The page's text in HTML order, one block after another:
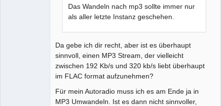
Das Wandeln nach mp3 sollte immer nur
als aller letzte Instanz geschehen.
Da gebe ich dir recht, aber ist es überhaupt
sinnvoll, einen MP3 Stream, der vielleicht
zwischen 192 Kb/s und 320 kb/s liebt überhaupt
im FLAC format aufzunehmen?
Für mein Autoradio muss ich es am Ende ja in
MP3 Umwandeln. Ist es dann nicht sinnvoller,